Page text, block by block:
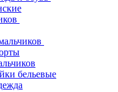
бельевые